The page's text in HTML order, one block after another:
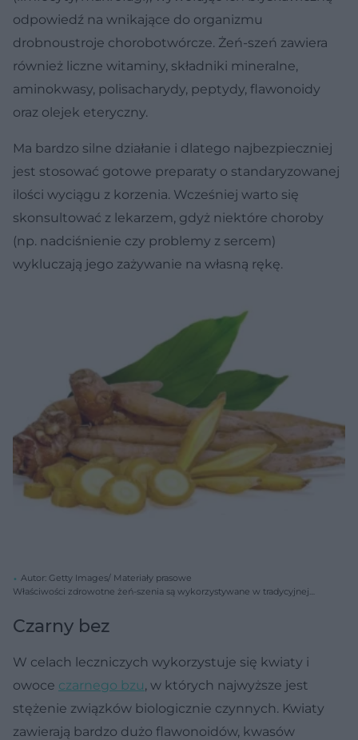
odpowiedź na wnikające do organizmu
drobnoustroje chorobotwórcze. Żeń-szeń zawiera
również liczne witaminy, składniki mineralne,
aminokwasy, polisacharydy, peptydy, flawonoidy
oraz olejek eteryczny.
Ma bardzo silne działanie i dlatego najbezpieczniej
jest stosować gotowe preparaty o standaryzowanej
ilości wyciągu z korzenia. Wcześniej warto się
skonsultować z lekarzem, gdyż niektóre choroby
(np. nadciśnienie czy problemy z sercem)
wykluczają jego zażywanie na własną rękę.
Autor: Getty Images/ Materiały prasowe
Właściwości zdrowotne żeń-szenia są wykorzystywane w tradycyjnej
obecności ponad 200 substancji aktywnych
Czarny bez
W celach leczniczych wykorzystuje się kwiaty i
owoce czarnego bzu, w których najwyższe jest
stężenie związków biologicznie czynnych. Kwiaty
zawierają bardzo dużo flawonoidów, kwasów